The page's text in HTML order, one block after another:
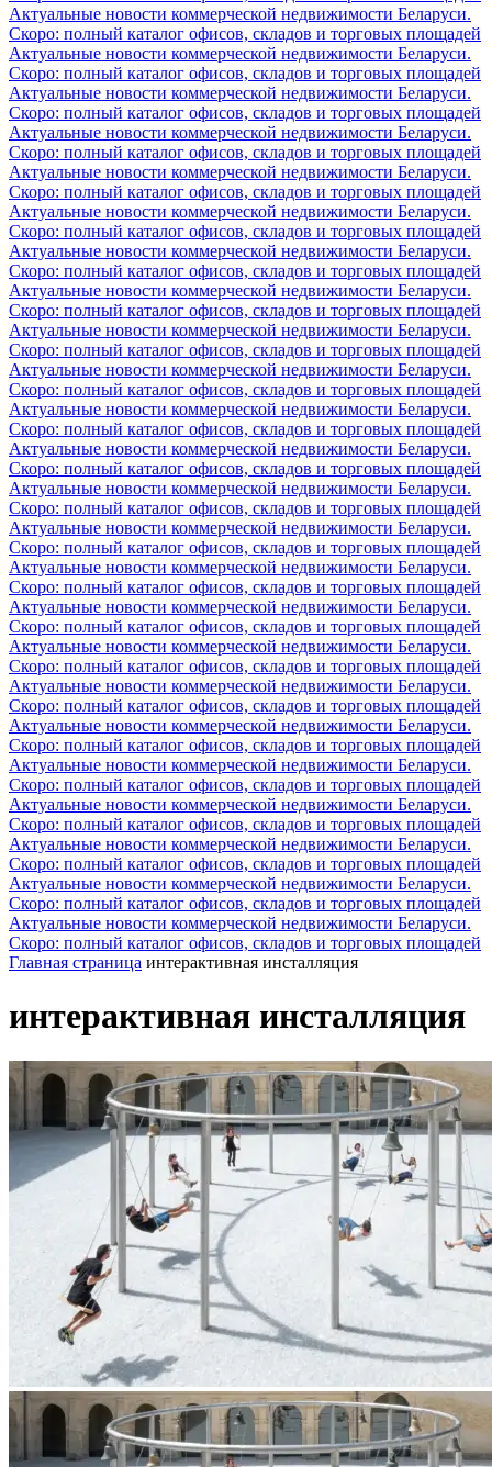
Актуальные новости коммерческой недвижимости Беларуси.
Скоро: полный каталог офисов, складов и торговых площадей
Актуальные новости коммерческой недвижимости Беларуси.
Скоро: полный каталог офисов, складов и торговых площадей
Актуальные новости коммерческой недвижимости Беларуси.
Скоро: полный каталог офисов, складов и торговых площадей
Актуальные новости коммерческой недвижимости Беларуси.
Скоро: полный каталог офисов, складов и торговых площадей
Актуальные новости коммерческой недвижимости Беларуси.
Скоро: полный каталог офисов, складов и торговых площадей
Актуальные новости коммерческой недвижимости Беларуси.
Скоро: полный каталог офисов, складов и торговых площадей
Актуальные новости коммерческой недвижимости Беларуси.
Скоро: полный каталог офисов, складов и торговых площадей
Актуальные новости коммерческой недвижимости Беларуси.
Скоро: полный каталог офисов, складов и торговых площадей
Актуальные новости коммерческой недвижимости Беларуси.
Скоро: полный каталог офисов, складов и торговых площадей
Актуальные новости коммерческой недвижимости Беларуси.
Скоро: полный каталог офисов, складов и торговых площадей
Актуальные новости коммерческой недвижимости Беларуси.
Скоро: полный каталог офисов, складов и торговых площадей
Актуальные новости коммерческой недвижимости Беларуси.
Скоро: полный каталог офисов, складов и торговых площадей
Актуальные новости коммерческой недвижимости Беларуси.
Скоро: полный каталог офисов, складов и торговых площадей
Актуальные новости коммерческой недвижимости Беларуси.
Скоро: полный каталог офисов, складов и торговых площадей
Актуальные новости коммерческой недвижимости Беларуси.
Скоро: полный каталог офисов, складов и торговых площадей
Актуальные новости коммерческой недвижимости Беларуси.
Скоро: полный каталог офисов, складов и торговых площадей
Актуальные новости коммерческой недвижимости Беларуси.
Скоро: полный каталог офисов, складов и торговых площадей
Актуальные новости коммерческой недвижимости Беларуси.
Скоро: полный каталог офисов, складов и торговых площадей
Актуальные новости коммерческой недвижимости Беларуси.
Скоро: полный каталог офисов, складов и торговых площадей
Актуальные новости коммерческой недвижимости Беларуси.
Скоро: полный каталог офисов, складов и торговых площадей
Актуальные новости коммерческой недвижимости Беларуси.
Скоро: полный каталог офисов, складов и торговых площадей
Актуальные новости коммерческой недвижимости Беларуси.
Скоро: полный каталог офисов, складов и торговых площадей
Актуальные новости коммерческой недвижимости Беларуси.
Скоро: полный каталог офисов, складов и торговых площадей
Актуальные новости коммерческой недвижимости Беларуси.
Скоро: полный каталог офисов, складов и торговых площадей
Главная страница интерактивная инсталляция
интерактивная инсталляция